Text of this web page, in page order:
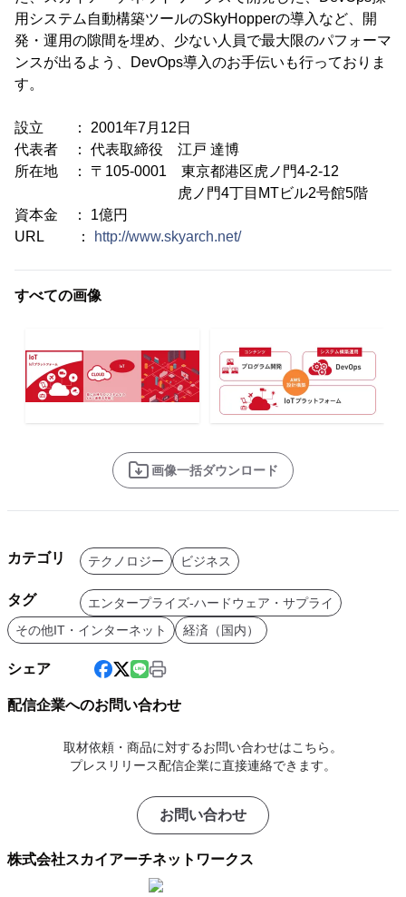
用システム自動構築ツールのSkyHopperの導入など、開
発・運用の隙間を埋め、少ない人員で最大限のパフォーマ
ンスが出るよう、DevOps導入のお手伝いも行っておりま
す。
設立 ： 2001年7月12日
代表者 ： 代表取締役 江戸 達博
所在地 ： 〒105-0001 東京都港区虎ノ門4-2-12
虎ノ門4丁目MTビル2号館5階
資本金 ： 1億円
URL ：
http://www.skyarch.net/
すべての画像
画像一括ダウンロード
カテゴリ テクノロジー ビジネス
タグ
エンタープライズ-ハードウェア・サプライ
その他IT・インターネット
経済（国内）
シェア
配信企業へのお問い合わせ
取材依頼・商品に対するお問い合わせはこちら。
プレスリリース配信企業に直接連絡できます。
お問い合わせ
株式会社スカイアーチネットワークス